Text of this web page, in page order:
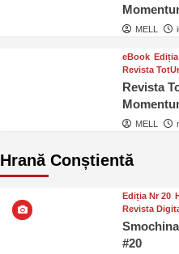
MELL
eBook Ediția
Revista
Revista
MELL
Hrană Conștientă
Ediția Nr 20
Revista
#20